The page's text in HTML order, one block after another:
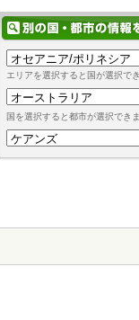
エリアを選択すると国が選択で
国を選択すると都市が選択でき